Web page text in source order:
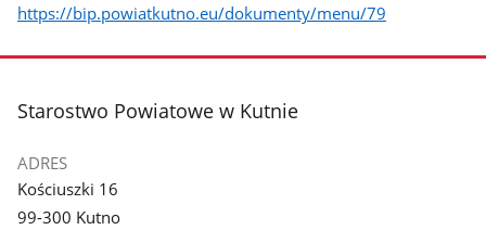
https://bip.powiatkutno.eu/dokumenty/menu/79
stopka
Starostwo Powiatowe w Kutnie
ADRES
Kościuszki 16
99-300 Kutno